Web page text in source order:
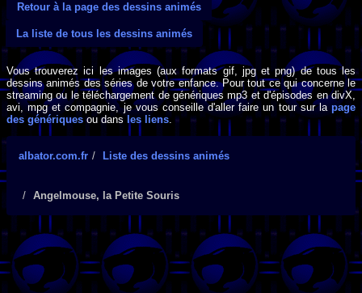
Retour à la page des dessins animés
La liste de tous les dessins animés
Vous trouverez ici les images (aux formats gif, jpg et png) de tous les
dessins animés des séries de votre enfance. Pour tout ce qui concerne le
streaming ou le téléchargement de génériques mp3 et d'épisodes en divX,
avi, mpg et compagnie, je vous conseille d'aller faire un tour sur lapage
des génériques ou dans les liens.
albator.com.fr Liste des dessins animés
Angelmouse, la Petite Souris